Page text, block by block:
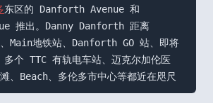
东区的 Danforth Avenue 和
推出。Danny Danforth 距离
Main地铁站、Danforth GO 站、即将
多个 TTC 有轨电车站、迈克尔加伦医
、Beach、多伦多市中心等都近在咫尺